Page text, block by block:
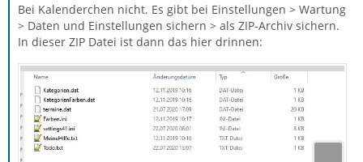
Bei Kalenderchen nicht. Es gibt bei Einstellungen > Wartung
> Daten und Einstellungen sichern > als ZIP-Archiv sichern.
In dieser ZIP Datei ist dann das hier drinnen: